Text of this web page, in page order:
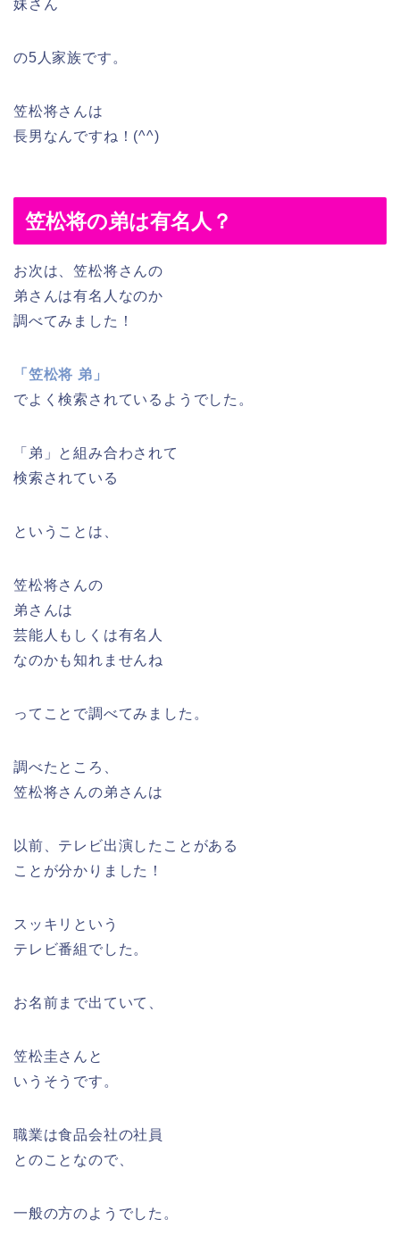
妹さん
の5人家族です。
笠松将さんは
長男なんですね！(^^)
笠松将の弟は有名人？
お次は、笠松将さんの
弟さんは有名人なのか
調べてみました！
「笠松将 弟」
でよく検索されているようでした。
「弟」と組み合わされて
検索されている
ということは、
笠松将さんの
弟さんは
芸能人もしくは有名人
なのかも知れませんね
ってことで調べてみました。
調べたところ、
笠松将さんの弟さんは
以前、テレビ出演したことがある
ことが分かりました！
スッキリという
テレビ番組でした。
お名前まで出ていて、
笠松圭さんと
いうそうです。
職業は食品会社の社員
とのことなので、
一般の方のようでした。